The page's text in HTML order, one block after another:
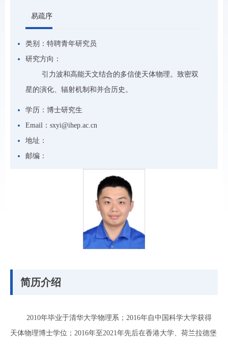
易疏序
类别： 特聘青年研究员
研究方向：
引力波和高能天文结合的多信使天体物理。致密双
星的演化、辐射机制和并合历史。
学历： 博士研究生
Email： sxyi@ihep.ac.cn
地址：
邮编：
简历介绍
2010年毕业于清华大学物理系；2016年自中国科学大学获得
天体物理博士学位；2016年至2021年先后在香港大学、荷兰拉德堡